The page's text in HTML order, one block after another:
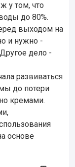
у том, что
до 80%.
выходом на
и нужно -
дело -
развиваться
до потери
кремами.
основе